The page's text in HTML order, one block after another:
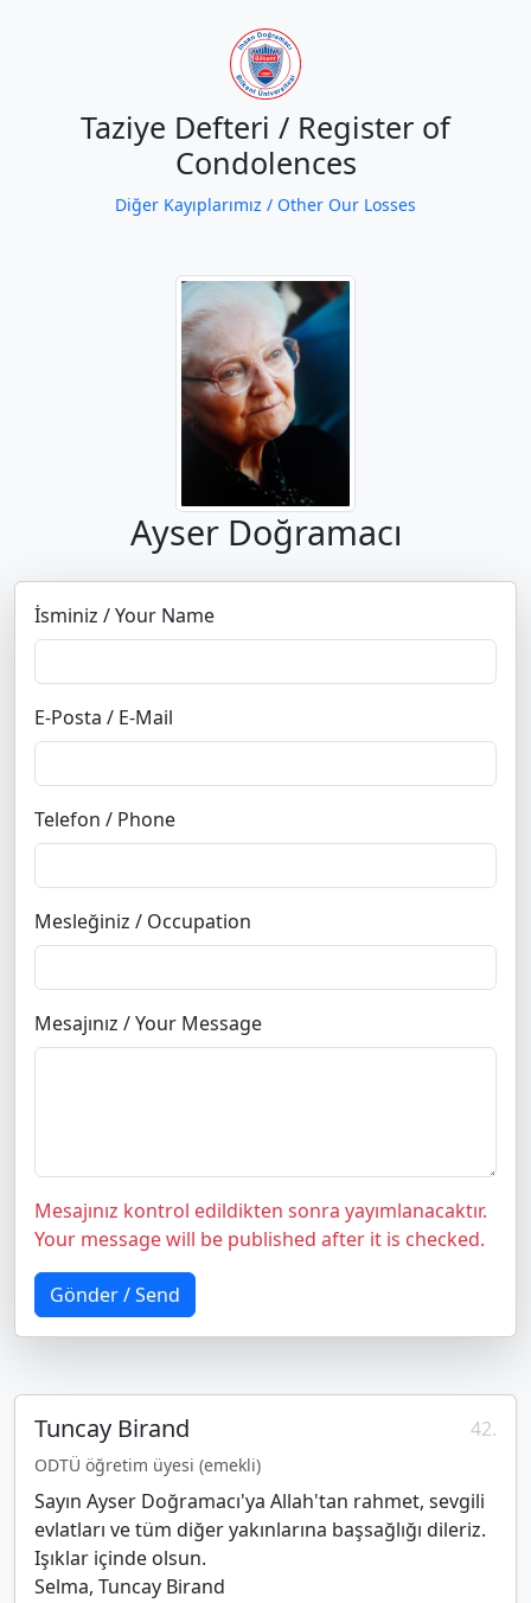
Taziye Defteri / Register of
Condolences
Diğer Kayıplarımız / Other Our Losses
Ayser Doğramacı
İsminiz / Your Name
E-Posta / E-Mail
Telefon / Phone
Mesleğiniz / Occupation
Mesajınız / Your Message
Mesajınız kontrol edildikten sonra yayımlanacaktır.
Your message will be published after it is checked.
Gönder / Send
Tuncay Birand
ODTÜ öğretim üyesi (emekli)
42.
Sayın Ayser Doğramacı'ya Allah'tan rahmet, sevgili
evlatları ve tüm diğer yakınlarına başsağlığı dileriz.
Işıklar içinde olsun.
Selma, Tuncay Birand